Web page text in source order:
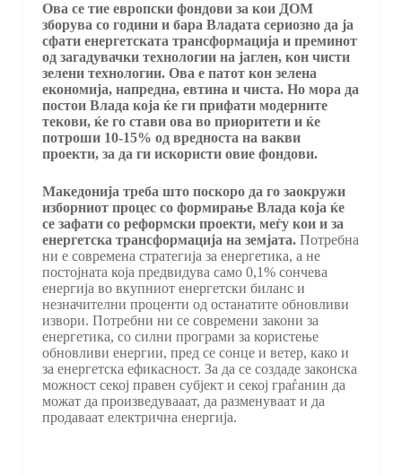
Ова се тие европски фондови за кои ДОМ
зборува со години и бара Владата сериозно да ја
сфати енергетската трансформација и преминот
од загадувачки технологии на јаглен, кон чисти
зелени технологии. Ова е патот кон зелена
економија, напредна, евтина и чиста. Но мора да
постои Влада која ќе ги прифати модерните
текови, ќе го стави ова во приоритети и ќе
потроши 10-15% од вредноста на вакви
проекти, за да ги искористи овие фондови.
Македонија треба што поскоро да го заокружи
изборниот процес со формирање Влада која ќе
се зафати со реформски проекти, меѓу кои и за
енергетска трансформација на земјата.Потребна
ни е современа стратегија за енергетика, а не
постојната која предвидува само 0,1% сончева
енергија во вкупниот енергетски биланс и
незначителни проценти од останатите обновливи
извори. Потребни ни се современи закони за
енергетика, со силни програми за користење
обновливи енергии, пред се сонце и ветер, како и
за енергетска ефикасност. За да се создаде законска
можност секој правен субјект и секој граѓанин да
можат да произведувааат, да разменуваат и да
продаваат електрична енергија.